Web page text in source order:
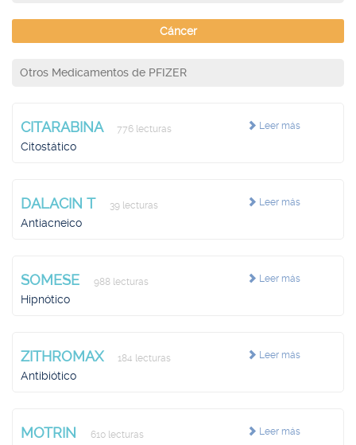
Cáncer
Otros Medicamentos de PFIZER
Leer más
CITARABINA 776 lecturas
Citostático
Leer más
DALACIN T 39 lecturas
Antiacneico
Leer más
SOMESE 988 lecturas
Hipnótico
Leer más
ZITHROMAX 184 lecturas
Antibiótico
Leer más
MOTRIN 610 lecturas